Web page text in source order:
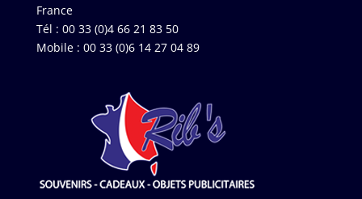
France
Tél : 00 33 (0)4 66 21 83 50
Mobile : 00 33 (0)6 14 27 04 89